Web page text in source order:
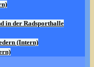
in der Radsporthalle
(Intern)